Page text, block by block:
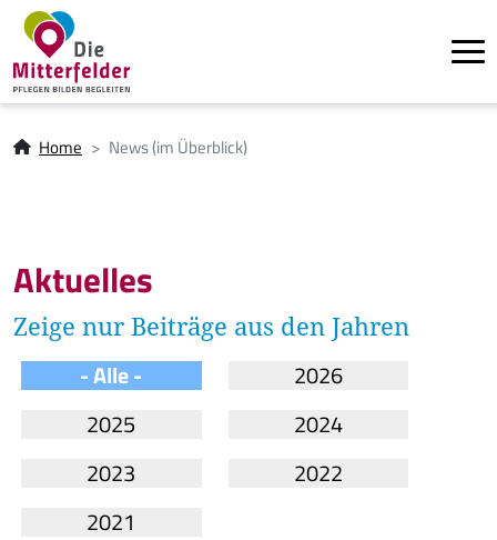
Direkt zum Inhalt
Pfadnavigation
Home News (im Überblick)
Aktuelles
Zeige nur Beiträge aus den Jahren
- Alle -
2026
2025
2024
2023
2022
2021